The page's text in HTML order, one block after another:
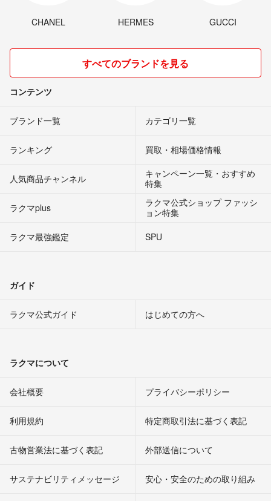
CHANEL HERMES GUCCI
すべてのブランドを見る
コンテンツ
ブランド一覧 カテゴリ一覧
ランキング 買取・相場価格情報
人気商品チャンネル
キャンペーン一覧・おすすめ
特集
ラクマplus
ラクマ公式ショップ ファッシ
ョン特集
ラクマ最強鑑定
SPU
ガイド
ラクマ公式ガイド はじめての方へ
ラクマについて
会社概要 プライバシーポリシー
利用規約 特定商取引法に基づく表記
古物営業法に基づく表記 外部送信について
サステナビリティメッセージ 安心・安全のための取り組み